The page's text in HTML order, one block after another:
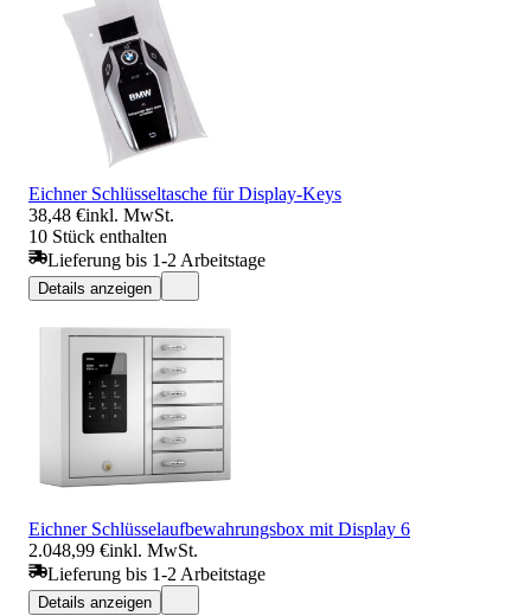
Eichner Schlüsseltasche für Display-Keys
38,48 €inkl. MwSt.
10 Stück enthalten
Lieferung bis 1-2 Arbeitstage
Details anzeigen
Eichner Schlüsselaufbewahrungsbox mit Display 6
2.048,99 €inkl. MwSt.
Lieferung bis 1-2 Arbeitstage
Details anzeigen